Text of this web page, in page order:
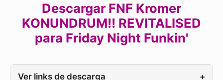
Descargar FNF Kromer
KONUNDRUM!! REVITALISED
para Friday Night Funkin'
Ver links de descarga +